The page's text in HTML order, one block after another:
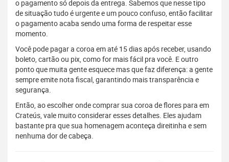
o pagamento só depois da entrega. Sabemos que nesse tipo
de situação tudo é urgente e um pouco confuso, então facilitar
o pagamento acaba sendo uma forma de respeitar esse
momento.
Você pode pagar a coroa em até 15 dias após receber, usando
boleto, cartão ou pix, como for mais fácil pra você. E outro
ponto que muita gente esquece mas que faz diferença: a gente
sempre emite nota fiscal, garantindo mais transparência e
segurança.
Então, ao escolher onde comprar sua coroa de flores para em
Crateús, vale muito considerar esses detalhes. Eles ajudam
bastante pra que sua homenagem aconteça direitinha e sem
nenhuma dor de cabeça.